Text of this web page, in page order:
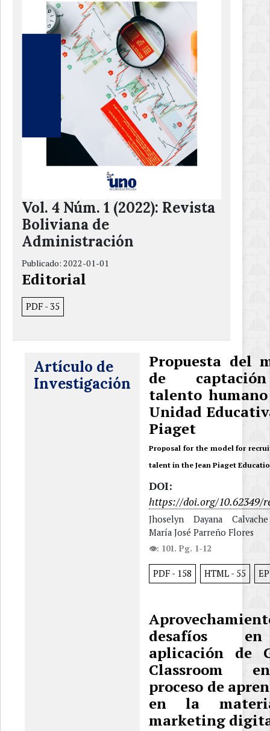
Vol. 4 Núm. 1 (2022): Revista
Boliviana de
Administración
Publicado: 2022-01-01
Editorial
PDF - 35
Artículo de
Investigación
Propuesta del
de
talento
Unidad
Piaget
Proposal for the model for
talent in the Jean Piaget
DOI:
https://doi.org/10.62349/
Jhoselyn Dayana
María José Parreño Flores
👁: 101. Pg. 1-12
PDF - 158 HTML - 55
desafíos
aplicación de
Classroom
proceso de
en la
marketing